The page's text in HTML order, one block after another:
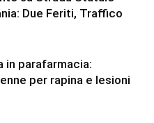
Due Feriti, Traffico
in parafarmacia:
per rapina e lesioni